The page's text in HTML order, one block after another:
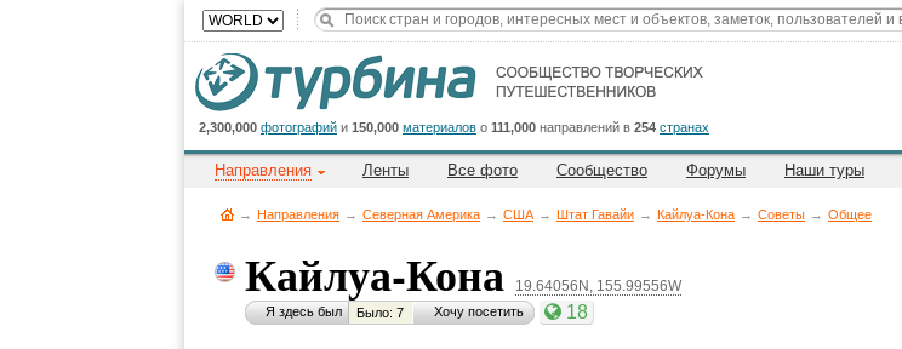
2,300,000 фотографий и 150,000 материалов о 111,000 направлений в 254 странах
Направления Ленты Все фото Сообщество Форумы Наши туры
→ Направления → Северная Америка → CША → Штат Гавайи → Кайлуа-Кона → Советы → Общее
Кайлуа-Кона 19.64056N, 155.99556W
Я здесь был Было: 7 Хочу посетить 18